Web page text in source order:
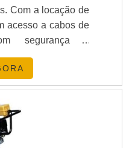
menor investimento
uma solução prática e
ininterrupta. Com
Com a locação de
acesso a cabos de
segurança e
tempo e
de energia é a
de cabos de
eventos e outras